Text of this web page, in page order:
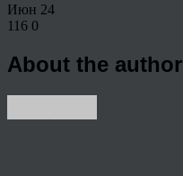
Июн 24
116 0
About the author